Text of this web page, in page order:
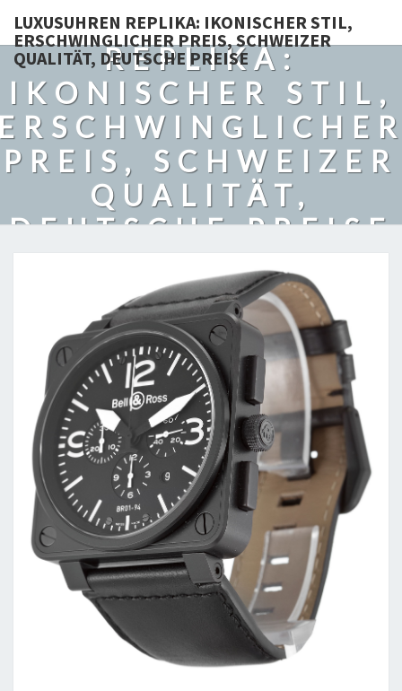
LUXUSUHREN REPLIKA: IKONISCHER STIL,
ERSCHWINGLICHER PREIS, SCHWEIZER
QUALITÄT, DEUTSCHE PREISE
LUXUSUHREN
REPLIKA:
IKONISCHER STIL,
PREIS, SCHWEIZER
QUALITÄT,
DEUTSCHE PREISE